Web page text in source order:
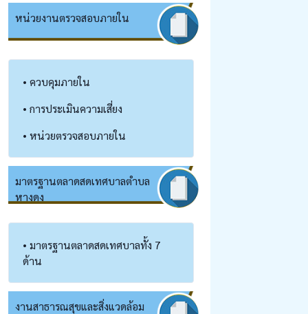
หน่วยงานตรวจสอบภายใน
• ควบคุมภายใน
• การประเมินความเสี่ยง
• หน่วยตรวจสอบภายใน
มาตรฐานตลาดสดเทศบาลตำบล
หางดง
• มาตรฐานตลาดสดเทศบาลทั้ง 7
ด้าน
งานสาธารณสุข​และสิ่งแวดล้อม